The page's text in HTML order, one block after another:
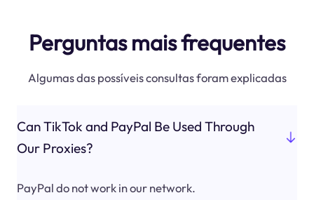
Perguntas mais frequentes
Algumas das possíveis consultas foram explicadas
Can TikTok and PayPal Be Used Through
Our Proxies?
PayPal do not work in our network.